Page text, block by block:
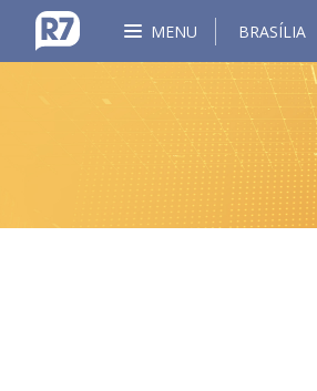
MENU BRASÍLIA